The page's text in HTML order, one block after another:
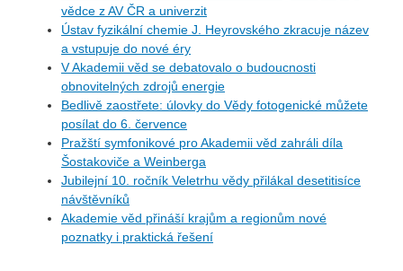
vědce z AV ČR a univerzit
Ústav fyzikální chemie J. Heyrovského zkracuje název
a vstupuje do nové éry
V Akademii věd se debatovalo o budoucnosti
obnovitelných zdrojů energie
Bedlivě zaostřete: úlovky do Vědy fotogenické můžete
posílat do 6. července
Pražští symfonikové pro Akademii věd zahráli díla
Šostakoviče a Weinberga
Jubilejní 10. ročník Veletrhu vědy přilákal desetitisíce
návštěvníků
Akademie věd přináší krajům a regionům nové
poznatky i praktická řešení